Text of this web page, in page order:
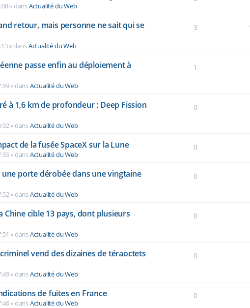
» dansActualité du Web
retour, mais personne ne sait qui se
» dansActualité du Web
3
passe enfin au déploiement à
» dansActualité du Web
1
à 1,6 km de profondeur : Deep Fission
» dansActualité du Web
0
de la fusée SpaceX sur la Lune
» dansActualité du Web
0
porte dérobée dans une vingtaine
» dansActualité du Web
0
Chine cible 13 pays, dont plusieurs
» dansActualité du Web
0
vend des dizaines de téraoctets
» dansActualité du Web
0
de fuites en France
» dansActualité du Web
0